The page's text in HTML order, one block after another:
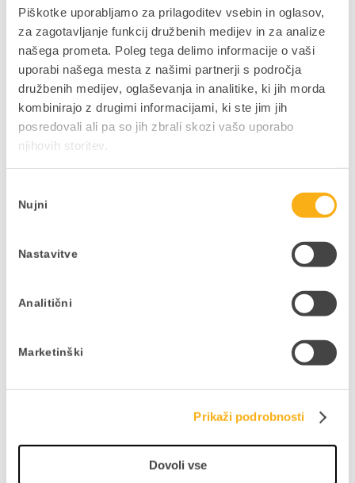
Piškotke uporabljamo za prilagoditev vsebin in oglasov,
za zagotavljanje funkcij družbenih medijev in za analize
našega prometa. Poleg tega delimo informacije o vaši
uporabi našega mesta z našimi partnerji s področja
družbenih medijev, oglaševanja in analitike, ki jih morda
kombinirajo z drugimi informacijami, ki ste jim jih
posredovali ali pa so jih zbrali skozi vašo uporabo
njihovih storitev.
soglasja
Nujni
Nastavitve
Analitični
Marketinški
Prikaži podrobnosti
Dovoli vse
računovodskim servisom zaradi enostavnega
uvoza v oblačno platformo, tudi če stranke
uporabljajo programske rešitve, ki so povsem
prilagojene njihovi dejavnosti.
Izboljšana optimizacija poslovanja –
elektronska izmenjava podatkov odpravi
podvajanja dela, ker ni dvojnega vnosa
podatkov in dokumentov, zmanjša se možnosti
nastanka dodatnih napak pri ročnih vnosih.
Delite prispevek